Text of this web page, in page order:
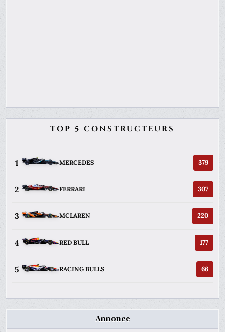
TOP 5 CONSTRUCTEURS
1 MERCEDES 379
2 FERRARI 307
3 MCLAREN 220
4 RED BULL 177
5 RACING BULLS 66
Annonce